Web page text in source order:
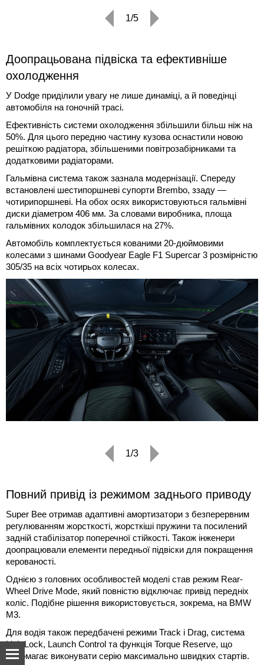
1/5
Доопрацьована підвіска та ефективніше
охолодження
У Dodge приділили увагу не лише динаміці, а й поведінці
автомобіля на гоночній трасі.
Ефективність системи охолодження збільшили більш ніж на
50%. Для цього передню частину кузова оснастили новою
решіткою радіатора, збільшеними повітрозабірниками та
додатковими радіаторами.
Гальмівна система також зазнала модернізації. Спереду
встановлені шестипоршневі супорти Brembo, ззаду —
чотирипоршневі. На обох осях використовуються гальмівні
диски діаметром 406 мм. За словами виробника, площа
гальмівних колодок збільшилася на 27%.
Автомобіль комплектується кованими 20-дюймовими
колесами з шинами Goodyear Eagle F1 Supercar 3 розмірністю
305/35 на всіх чотирьох колесах.
1/3
Повний привід із режимом заднього приводу
Super Bee отримав адаптивні амортизатори з безперервним
регулюванням жорсткості, жорсткіші пружини та посилений
задній стабілізатор поперечної стійкості. Також інженери
доопрацювали елементи передньої підвіски для покращення
керованості.
Однією з головних особливостей моделі став режим Rear-
Wheel Drive Mode, який повністю відключає привід передніх
коліс. Подібне рішення використовується, зокрема, на BMW
M3.
Для водія також передбачені режими Track і Drag, система
Link Lock, Launch Control та функція Torque Reserve, що
допомагає виконувати серію максимально швидких стартів.